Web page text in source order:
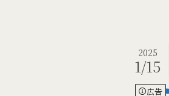
2025
1/15
広告